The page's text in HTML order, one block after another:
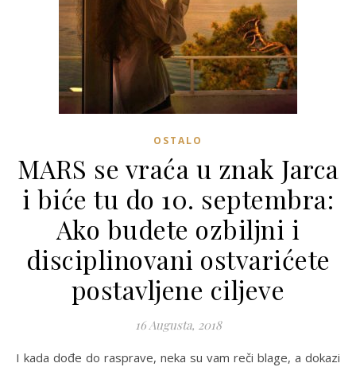
OSTALO
MARS se vraća u znak Jarca
i biće tu do 10. septembra:
Ako budete ozbiljni i
disciplinovani ostvarićete
postavljene ciljeve
16 Augusta, 2018
I kada dođe do rasprave, neka su vam reči blage, a dokazi